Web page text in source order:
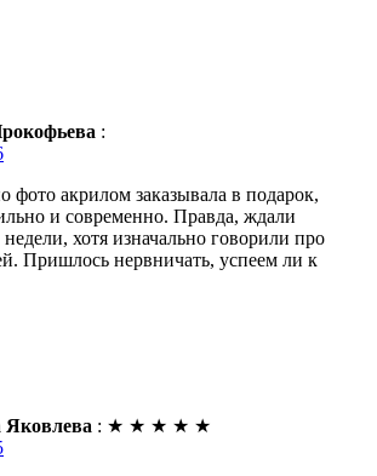
:
фото акрилом заказывала в подарок,
и современно. Правда, ждали
хотя изначально говорили про
Пришлось нервничать, успеем ли к
Яковлева : ★ ★ ★ ★ ★